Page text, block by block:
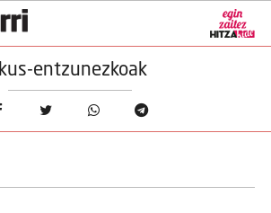
Ikus-entzunezkoak